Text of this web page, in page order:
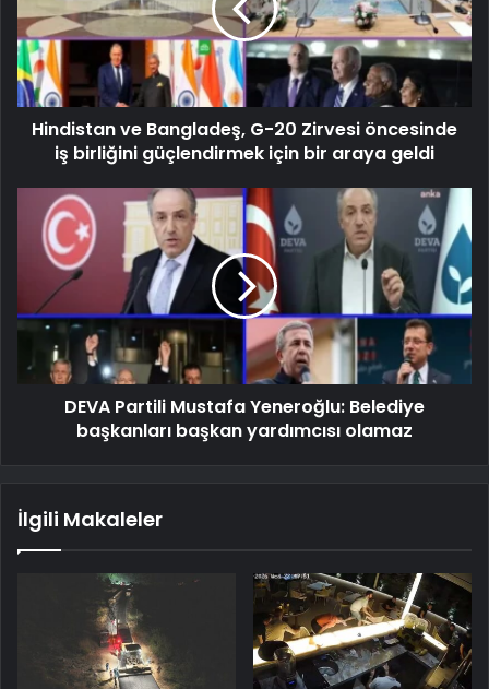
Hindistan ve Bangladeş, G-20 Zirvesi öncesinde
iş birliğini güçlendirmek için bir araya geldi
DEVA Partili Mustafa Yeneroğlu: Belediye
başkanları başkan yardımcısı olamaz
İlgili Makaleler